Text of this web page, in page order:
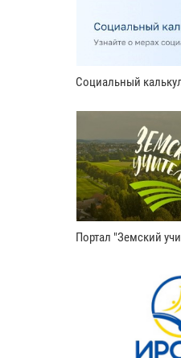
Социальный
Портал "Земский